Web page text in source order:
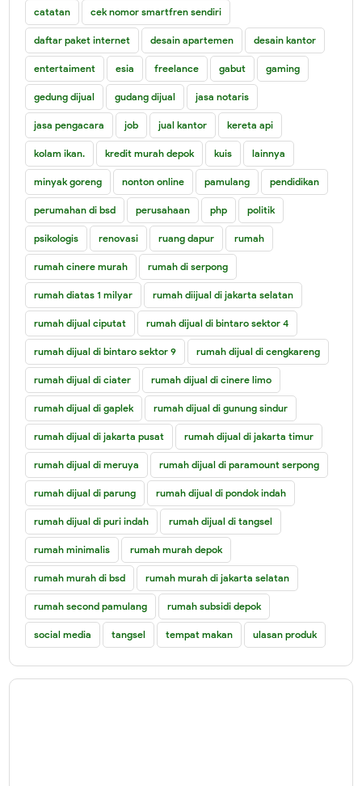
catatan cek nomor smartfren sendiri
daftar paket internet desain apartemen desain kantor
entertaiment esia freelance gabut gaming
gedung dijual gudang dijual jasa notaris
jasa pengacara job jual kantor kereta api
kolam ikan. kredit murah depok kuis lainnya
minyak goreng nonton online pamulang pendidikan
perumahan di bsd perusahaan php politik
psikologis renovasi ruang dapur rumah
rumah cinere murah rumah di serpong
rumah diatas 1 milyar rumah diijual di jakarta selatan
rumah dijual ciputat rumah dijual di bintaro sektor 4
rumah dijual di bintaro sektor 9 rumah dijual di cengkareng
rumah dijual di ciater rumah dijual di cinere limo
rumah dijual di gaplek rumah dijual di gunung sindur
rumah dijual di jakarta pusat rumah dijual di jakarta timur
rumah dijual di meruya rumah dijual di paramount serpong
rumah dijual di parung rumah dijual di pondok indah
rumah dijual di puri indah rumah dijual di tangsel
rumah minimalis rumah murah depok
rumah murah di bsd rumah murah di jakarta selatan
rumah second pamulang rumah subsidi depok
social media tangsel tempat makan ulasan produk